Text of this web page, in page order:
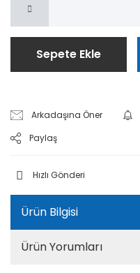
Sepete Ekle
Arkadaşına Öner
Paylaş
Hızlı Gönderi
Ürün Bilgisi
Ürün Yorumları